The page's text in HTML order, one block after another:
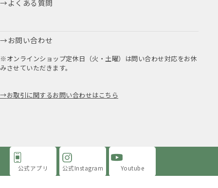
よくある質問
お問い合わせ
※オンラインショップ定休日（火・土曜）は問い合わせ対応をお休
みさせていただきます。
お取引に関するお問い合わせはこちら
公式アプリ 公式Instagram Youtube